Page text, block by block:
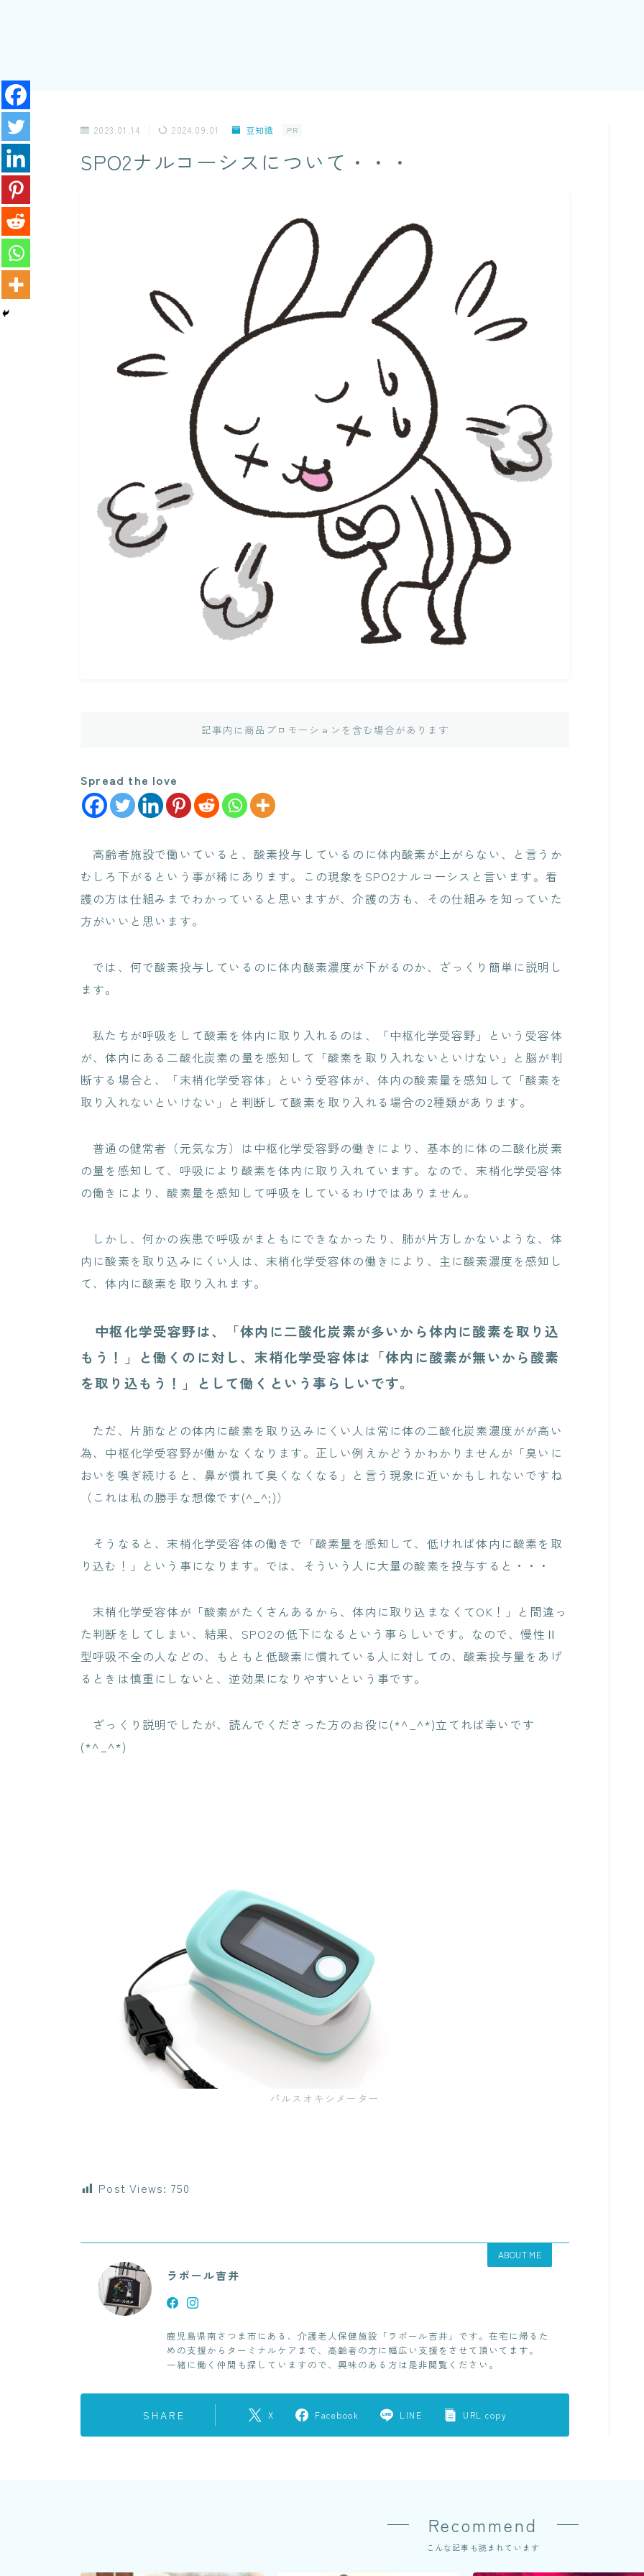
2023.01.14 2024.09.01 豆知識 PR
SPO2ナルコーシスについて・・・
記事内に商品プロモーションを含む場合があります
Spread the love
高齢者施設で働いていると、酸素投与しているのに体内酸素が上がらない、と言うか
むしろ下がるという事が稀にあります。この現象をSPO2ナルコーシスと言います。看
護の方は仕組みまでわかっていると思いますが、介護の方も、その仕組みを知っていた
方がいいと思います。
では、何で酸素投与しているのに体内酸素濃度が下がるのか、ざっくり簡単に説明し
ます。
私たちが呼吸をして酸素を体内に取り入れるのは、「中枢化学受容野」という受容体
が、体内にある二酸化炭素の量を感知して「酸素を取り入れないといけない」と脳が判
断する場合と、「末梢化学受容体」という受容体が、体内の酸素量を感知して「酸素を
取り入れないといけない」と判断して酸素を取り入れる場合の2種類があります。
普通の健常者（元気な方）は中枢化学受容野の働きにより、基本的に体の二酸化炭素
の量を感知して、呼吸により酸素を体内に取り入れています。なので、末梢化学受容体
の働きにより、酸素量を感知して呼吸をしているわけではありません。
しかし、何かの疾患で呼吸がまともにできなかったり、肺が片方しかないような、体
内に酸素を取り込みにくい人は、末梢化学受容体の働きにより、主に酸素濃度を感知し
て、体内に酸素を取り入れます。
中枢化学受容野は、「体内に二酸化炭素が多いから体内に酸素を取り込
もう！」と働くのに対し、末梢化学受容体は「体内に酸素が無いから酸素
を取り込もう！」として働くという事らしいです。
ただ、片肺などの体内に酸素を取り込みにくい人は常に体の二酸化炭素濃度がが高い
為、中枢化学受容野が働かなくなります。正しい例えかどうかわかりませんが「臭いに
おいを嗅ぎ続けると、鼻が慣れて臭くなくなる」と言う現象に近いかもしれないですね
（これは私の勝手な想像です(^_^;)）
そうなると、末梢化学受容体の働きで「酸素量を感知して、低ければ体内に酸素を取
り込む！」という事になります。では、そういう人に大量の酸素を投与すると・・・
末梢化学受容体が「酸素がたくさんあるから、体内に取り込まなくてOK！」と間違っ
た判断をしてしまい、結果、SPO2の低下になるという事らしいです。なので、慢性Ⅱ
型呼吸不全の人などの、もともと低酸素に慣れている人に対しての、酸素投与量をあげ
るときは慎重にしないと、逆効果になりやすいという事です。
ざっくり説明でしたが、読んでくださった方のお役に(*^_^*)立てれば幸いです
(*^_^*)
パルスオキシメーター
Post Views: 750
ABOUT ME
ラポール吉井
鹿児島県南さつま市にある、介護老人保健施設「ラポール吉井」です。在宅に帰るた
めの支援からターミナルケアまで、高齢者の方に幅広い支援をさせて頂いてます。
一緒に働く仲間も探していますので、興味のある方は是非閲覧ください。
SHARE X Facebook LINE URL copy
Recommend
こんな記事も読まれています